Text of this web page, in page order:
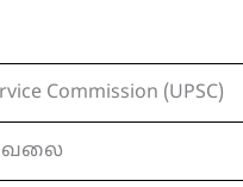
Commission (UPSC)